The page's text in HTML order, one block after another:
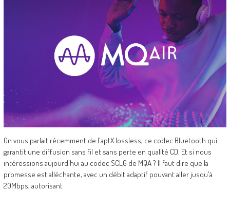
On vous parlait récemment de l'aptX lossless, ce codec Bluetooth qui
garantit une diffusion sans fil et sans perte en qualité CD. Et si nous
intéressions aujourd'hui au codec SCL6 de MQA ? Il faut dire que la
promesse est alléchante, avec un débit adaptif pouvant aller jusqu'à
20Mbps, autorisant